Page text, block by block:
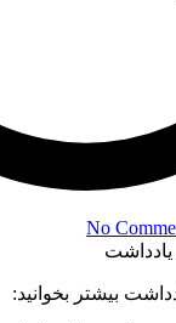
No
بیشتر بخوانید: